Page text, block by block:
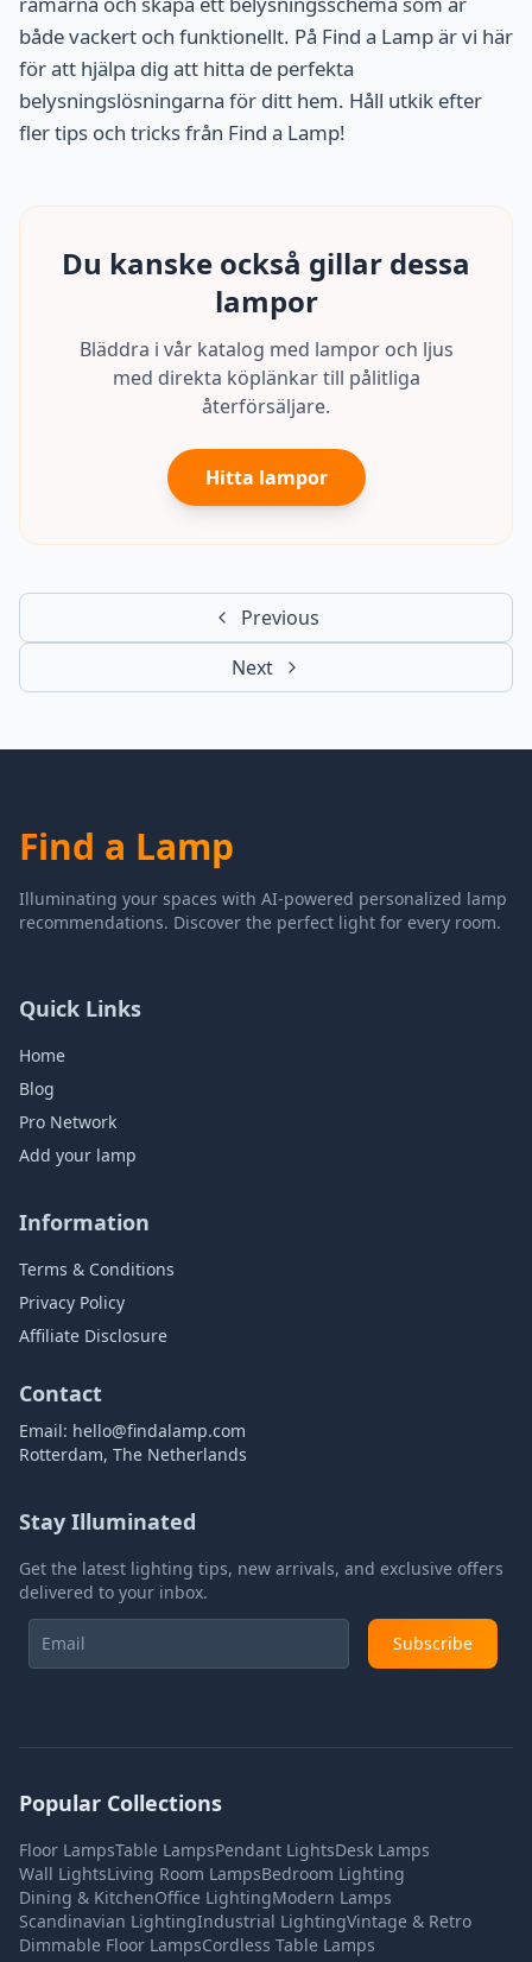
både vackert och funktionellt. På Find a Lamp är vi här
för att hjälpa dig att hitta de perfekta
belysningslösningarna för ditt hem. Håll utkik efter
fler tips och tricks från Find a Lamp!
Du kanske också gillar dessa
lampor
Bläddra i vår katalog med lampor och ljus
med direkta köplänkar till pålitliga
återförsäljare.
Hitta lampor
Previous
Next
Find a Lamp
Illuminating your spaces with AI-powered personalized lamp
recommendations. Discover the perfect light for every room.
Quick Links
Home
Blog
Pro Network
Add your lamp
Information
Terms & Conditions
Privacy Policy
Affiliate Disclosure
Contact
Email: hello@findalamp.com
Rotterdam, The Netherlands
Stay Illuminated
Get the latest lighting tips, new arrivals, and exclusive offers
delivered to your inbox.
Subscribe
Popular Collections
Floor LampsTable LampsPendant LightsDesk Lamps
Wall LightsLiving Room LampsBedroom Lighting
Dining & KitchenOffice LightingModern Lamps
Scandinavian LightingIndustrial LightingVintage & Retro
Dimmable Floor LampsCordless Table Lamps